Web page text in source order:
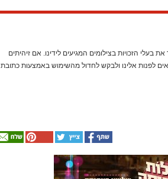
בעלי הזכויות בצילומים המגיעים לידינו. אם זיהיתים
לפנות אלינו ולבקש לחדול מהשימוש באמצעות כתובת